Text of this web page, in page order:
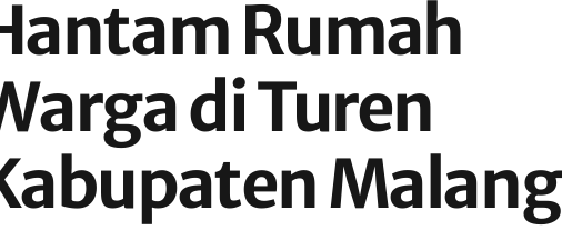
Rumah
di Turen
Malang